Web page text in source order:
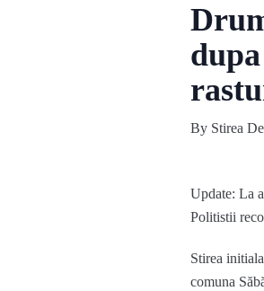
By Stirea
Update: La
Politistii
Stirea
comuna